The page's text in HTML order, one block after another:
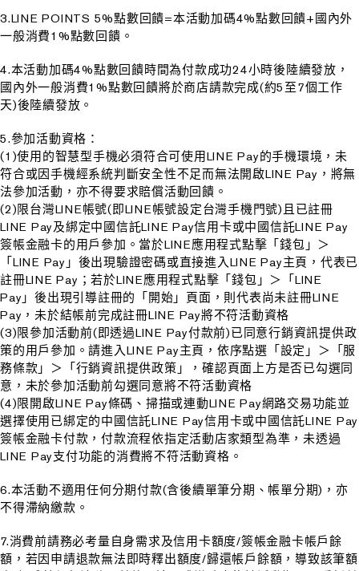
3.LINE POINTS 5%點數回饋=本活動加碼4%點數回饋+國內外
一般消費1%點數回饋。
4.本活動加碼4%點數回饋時間為付款成功24小時後陸續發放，
國內外一般消費1%點數回饋將於商店請款完成(約5至7個工作
天)後陸續發放。
5.參加活動資格：
(1)使用的智慧型手機必須符合可使用LINE Pay的手機環境，未
符合或因手機經系統判斷安全性不足而無法開啟LINE Pay，將無
法參加活動，亦不得要求賠償活動回饋。
(2)限台灣LINE帳號(即LINE帳號設定台灣手機門號)且已註冊
LINE Pay及綁定中國信託LINE Pay信用卡或中國信託LINE Pay
簽帳金融卡的用戶參加。當於LINE應用程式點擊「錢包」＞
「LINE Pay」後出現驗證密碼或直接進入LINE Pay主頁，代表已
註冊LINE Pay；若於LINE應用程式點擊「錢包」＞「LINE
Pay」後出現引導註冊的「開始」頁面，則代表尚未註冊LINE
Pay，未於結帳前完成註冊LINE Pay將不符活動資格
(3)限參加活動前(即透過LINE Pay付款前)已同意行銷資訊提供政
策的用戶參加。請進入LINE Pay主頁，依序點選「設定」＞「服
務條款」＞「行銷資訊提供政策」，確認頁面上方是否已勾選同
意，未於參加活動前勾選同意將不符活動資格
(4)限開啟LINE Pay條碼、掃描或連動LINE Pay網路交易功能並
選擇使用已綁定的中國信託LINE Pay信用卡或中國信託LINE Pay
簽帳金融卡付款，付款流程依指定活動店家類型為準，未透過
LINE Pay支付功能的消費將不符活動資格。
6.本活動不適用任何分期付款(含後續單筆分期、帳單分期)，亦
不得滯納繳款。
7.消費前請務必考量自身需求及信用卡額度/簽帳金融卡帳戶餘
額，若因申請退款無法即時釋出額度/歸還帳戶餘額，導致該筆額